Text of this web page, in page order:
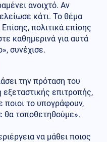
ανοιχτό. Αν
κάτι. Το θέμα
πολιτικά επίσης
καθημερινά για αυτά
συνέχισε.
την πρόταση του
επιτροπής,
το υπογράφουν,
θα τοποθετηθούμε».
να μάθει ποιος